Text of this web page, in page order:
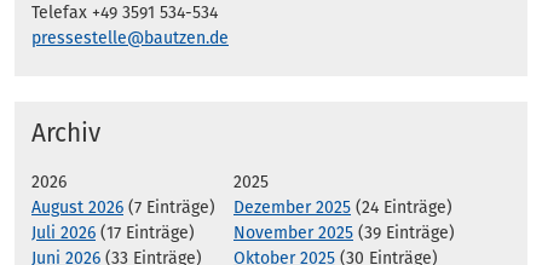
Telefax +49 3591 534-534
pressestelle@bautzen.de
Archiv
2026
August 2026 (7 Einträge)
Juli 2026 (17 Einträge)
Juni 2026 (33 Einträge)
2025
Dezember 2025 (24 Einträge)
November 2025 (39 Einträge)
Oktober 2025 (30 Einträge)